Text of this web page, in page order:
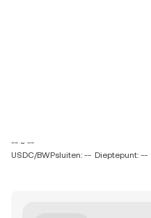
-- ~ --
USDC/BWPsluiten: -- Dieptepunt: --